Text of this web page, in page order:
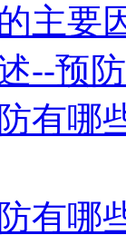
主要
--预
有哪
有哪